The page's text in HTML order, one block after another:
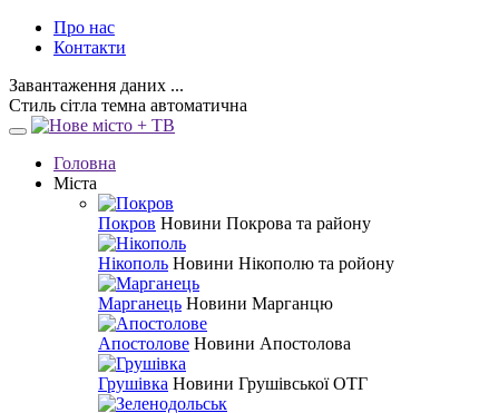
Про нас
Контакти
Завантаження даних ...
Стиль сітла темна автоматична
Головна
Міста
Покров Новини Покрова та району
Нікополь Новини Нікополю та ройону
Марганець Новини Марганцю
Апостолове Новини Апостолова
Грушівка Новини Грушівської ОТГ